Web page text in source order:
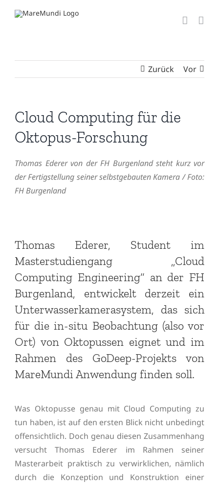
Inhalt
Zurück Vor
Cloud Computing für die
Oktopus-Forschung
Thomas Ederer von der FH Burgenland steht kurz vor
der Fertigstellung seiner selbstgebauten Kamera / Foto:
FH Burgenland
Thomas Ederer, Student im
Masterstudiengang „Cloud
Computing Engineering“ an der FH
Burgenland, entwickelt derzeit ein
Unterwasserkamerasystem, das sich
für die in-situ Beobachtung (also vor
Ort) von Oktopussen eignet und im
Rahmen des GoDeep-Projekts von
MareMundi Anwendung finden soll.
Was Oktopusse genau mit Cloud Computing zu
tun haben, ist auf den ersten Blick nicht unbedingt
offensichtlich. Doch genau diesen Zusammenhang
versucht Thomas Ederer im Rahmen seiner
Masterarbeit praktisch zu verwirklichen, nämlich
durch die Konzeption und Konstruktion einer